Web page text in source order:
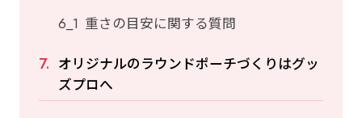
重さの目安に関する質問
オリジナルのラウンドポーチづくりはグッ
ズプロへ